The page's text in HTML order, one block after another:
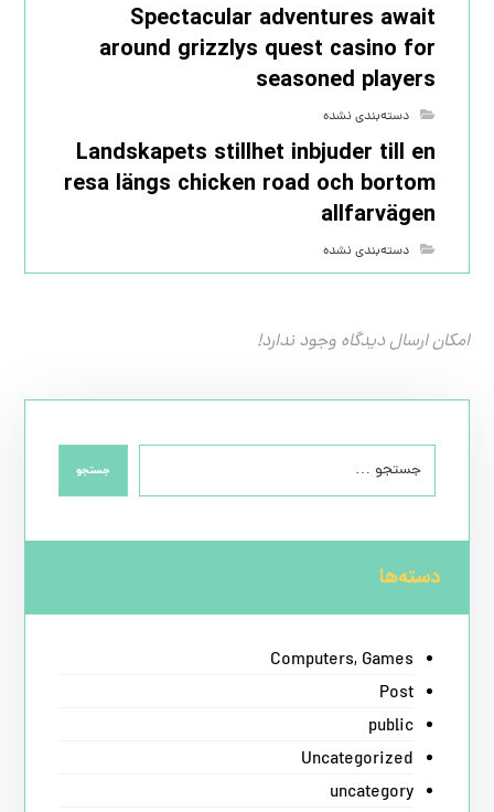
Spectacular adventures await
around grizzlys quest casino for
seasoned players
دسته‌بندی نشده
Landskapets stillhet inbjuder till en
resa längs chicken road och bortom
allfarvägen
دسته‌بندی نشده
امکان ارسال دیدگاه وجود ندارد!
جستجو
دسته‌ها
Computers, Games
Post
public
Uncategorized
uncategory